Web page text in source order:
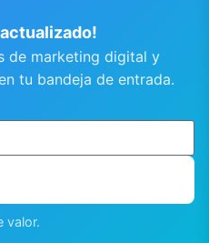
de marketing digital y
tu bandeja de entrada.
valor.